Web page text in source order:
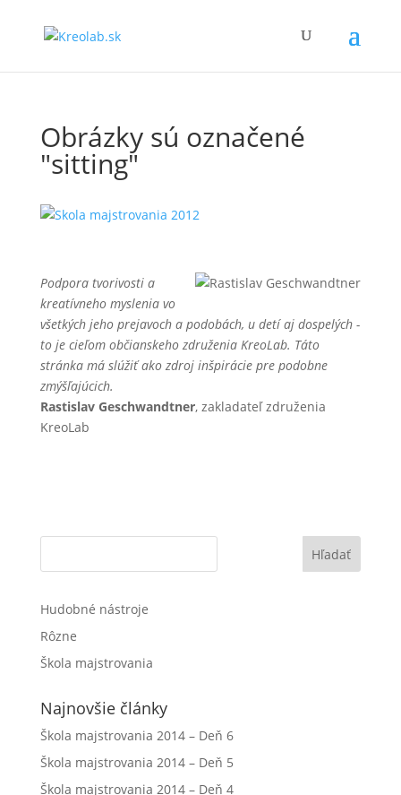
Obrázky sú označené
"sitting"
Podpora tvorivosti a
kreatívneho myslenia vo
všetkých jeho prejavoch a podobách, u detí aj dospelých -
to je cieľom občianskeho združenia KreoLab. Táto
stránka má slúžiť ako zdroj inšpirácie pre podobne
zmýšľajúcich.
Rastislav Geschwandtner, zakladateľ združenia
KreoLab
Hľadať
Hudobné nástroje
Rôzne
Škola majstrovania
Najnovšie články
Škola majstrovania 2014 – Deň 6
Škola majstrovania 2014 – Deň 5
Škola majstrovania 2014 – Deň 4